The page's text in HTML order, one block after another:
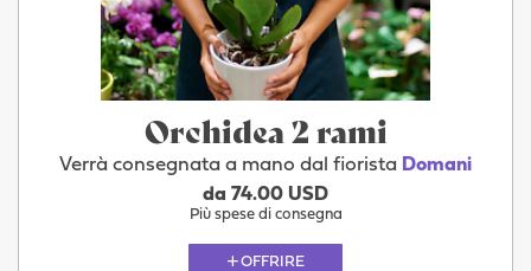
Orchidea 2 rami
Verrà consegnata a mano dal fiorista Domani
da 74.00 USD
Più spese di consegna
OFFRIRE